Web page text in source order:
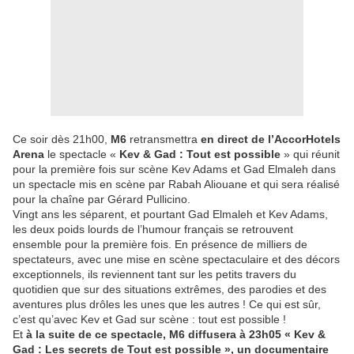
Ce soir dès 21h00, M6 retransmettra en direct de l’AccorHotels
Arena le spectacle « Kev & Gad : Tout est possible » qui réunit
pour la première fois sur scène Kev Adams et Gad Elmaleh dans
un spectacle mis en scène par Rabah Aliouane et qui sera réalisé
pour la chaîne par Gérard Pullicino.
Vingt ans les séparent, et pourtant Gad Elmaleh et Kev Adams,
les deux poids lourds de l’humour français se retrouvent
ensemble pour la première fois. En présence de milliers de
spectateurs, avec une mise en scène spectaculaire et des décors
exceptionnels, ils reviennent tant sur les petits travers du
quotidien que sur des situations extrêmes, des parodies et des
aventures plus drôles les unes que les autres ! Ce qui est sûr,
c’est qu’avec Kev et Gad sur scène : tout est possible !
Et à la suite de ce spectacle, M6 diffusera à 23h05 « Kev &
Gad : Les secrets de Tout est possible », un documentaire